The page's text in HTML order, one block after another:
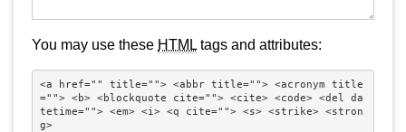
You may use these HTML tags and attributes:
<a href="" title=""> <abbr title=""> <acronym title
=""> <b> <blockquote cite=""> <cite> <code> <del da
tetime=""> <em> <i> <q cite=""> <s> <strike> <stron
g>